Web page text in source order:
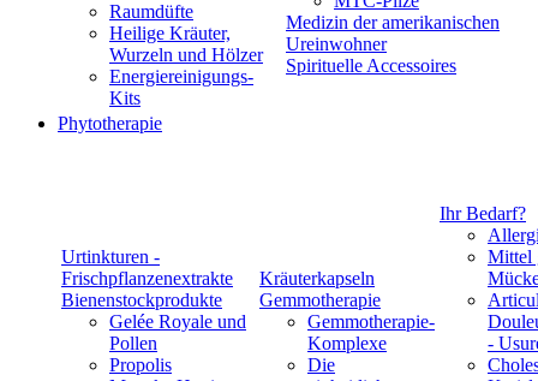
Raumdüfte
Heilige Kräuter,
Wurzeln und Hölzer
Energiereinigungs-
Kits
Medizin der amerikanischen
Ureinwohner
Spirituelle Accessoires
Phytotherapie
Urtinkturen -
Frischpflanzenextrakte
Bienenstockprodukte
Gelée Royale und
Pollen
Propolis
Kräuterkapseln
Gemmotherapie
Gemmotherapie-
Komplexe
Die
Ihr Bedarf?
Mittel
-